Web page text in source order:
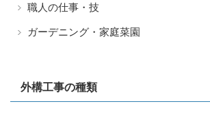
職人の仕事・技
ガーデニング・家庭菜園
外構工事の種類